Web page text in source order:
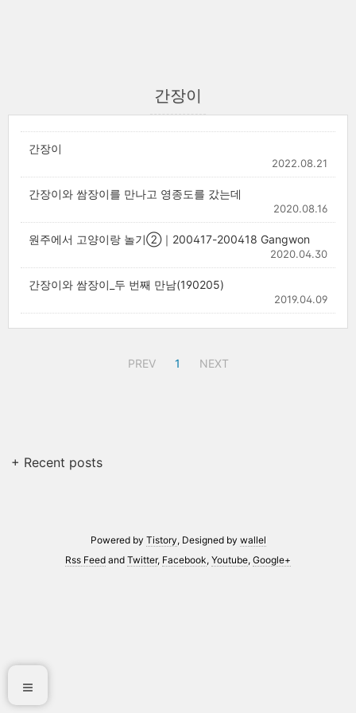
간장이
간장이
2022.08.21
간장이와 쌈장이를 만나고 영종도를 갔는데
2020.08.16
원주에서 고양이랑 놀기②｜200417-200418 Gangwon
2020.04.30
간장이와 쌈장이_두 번째 만남(190205)
2019.04.09
PREV 1 NEXT
+ Recent posts
Powered by Tistory, Designed by wallel
Rss Feed and Twitter, Facebook, Youtube, Google+